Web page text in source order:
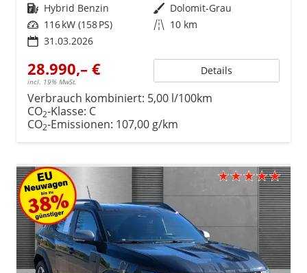
Kraftstoff Hybrid Benzin Außenfarbe Dolomit-Grau
Leistung 116 kW (158 PS) Kilometerstand 10 km
31.03.2026
28.990,– €
incl. 19% MwSt.
Details
Verbrauch kombiniert: 5,00 l/100km
CO2-Klasse: C
CO2-Emissionen: 107,00 g/km